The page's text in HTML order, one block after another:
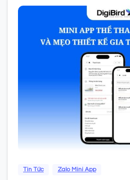
Tin Tức Zalo Mini App